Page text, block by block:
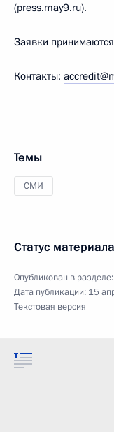
(press.may9.ru).
Заявки принимаются
Контакты:
Темы
СМИ
Статус материала
Опубликован в разделе:
Дата публикации: 15
Текстовая версия